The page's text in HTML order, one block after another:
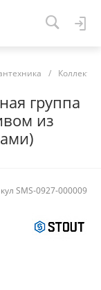
/
группа
из
SMS-0927-000009